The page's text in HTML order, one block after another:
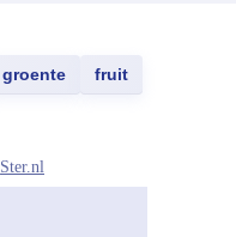
groente fruit
Ster.nl